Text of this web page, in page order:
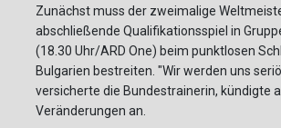
Zunächst muss der zweimalige
abschließende Qualifikationsspiel in
(18.30 Uhr/ARD One) beim punktlosen
Bulgarien bestreiten. "Wir werden uns
versicherte die Bundestrainerin, kündigte
Veränderungen an.